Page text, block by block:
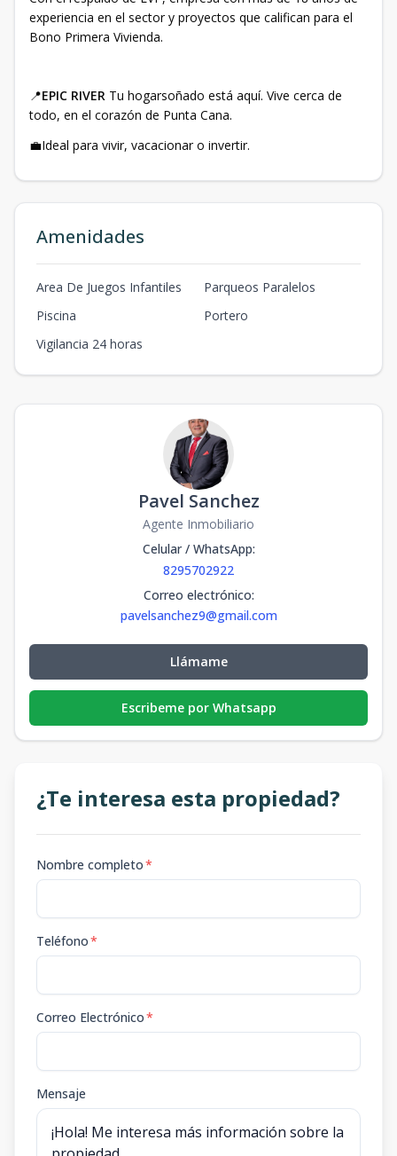
experiencia en el sector y proyectos que califican para el
Bono Primera Vivienda.
📍EPIC RIVER Tu hogarsoñado está aquí. Vive cerca de
todo, en el corazón de Punta Cana.
💼Ideal para vivir, vacacionar o invertir.
Amenidades
Area De Juegos Infantiles
Parqueos Paralelos
Piscina
Portero
Vigilancia 24 horas
Pavel Sanchez
Agente Inmobiliario
Celular / WhatsApp:
8295702922
Correo electrónico:
pavelsanchez9@gmail.com
Llámame
Escribeme por Whatsapp
¿Te interesa esta propiedad?
Nombre completo*
Teléfono*
Correo Electrónico*
Mensaje